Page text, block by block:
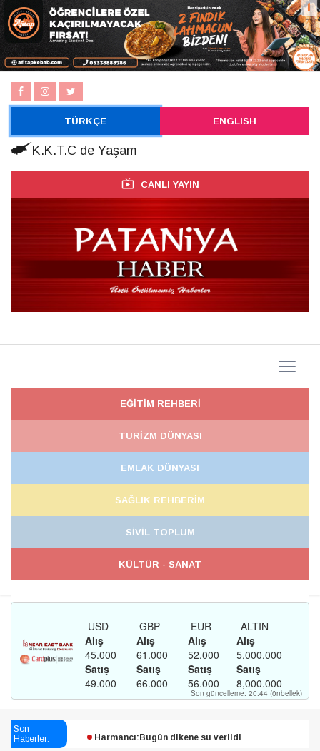
TÜRKÇE ENGLISH
K.K.T.C de Yaşam
CANLI YAYIN
EĞİTİM REHBERİ
TURİZM DÜNYASI
EMLAK DÜNYASI
SAĞLIK REHBERİM
SİVİL TOPLUM
KÜLTÜR - SANAT
Son
Haberler:
mücadelesi sürecek